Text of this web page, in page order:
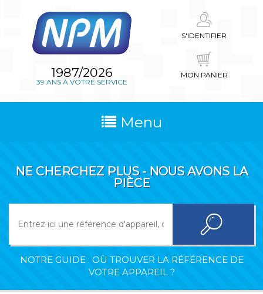
1987/2026
39 ANS À VOTRE SERVICE
S'IDENTIFIER
MON PANIER
Menu
NE CHERCHEZ PLUS - NOUS AVONS LA
PIÈCE
NOTRE GUIDE : OÙ TROUVER LA RÉFÉRENCE DE
VOTRE APPAREIL ?